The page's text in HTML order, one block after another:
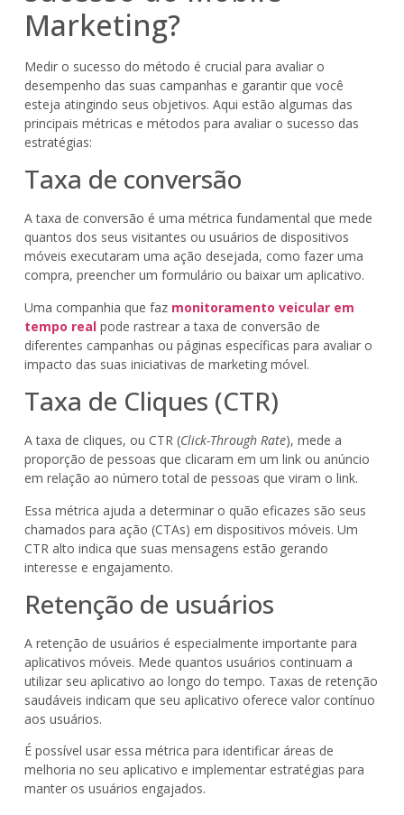
Marketing?
Medir o sucesso do método é crucial para avaliar o
desempenho das suas campanhas e garantir que você
esteja atingindo seus objetivos. Aqui estão algumas das
principais métricas e métodos para avaliar o sucesso das
estratégias:
Taxa de conversão
A taxa de conversão é uma métrica fundamental que mede
quantos dos seus visitantes ou usuários de dispositivos
móveis executaram uma ação desejada, como fazer uma
compra, preencher um formulário ou baixar um aplicativo.
Uma companhia que faz monitoramento veicular em
tempo real pode rastrear a taxa de conversão de
diferentes campanhas ou páginas específicas para avaliar o
impacto das suas iniciativas de marketing móvel.
Taxa de Cliques (CTR)
A taxa de cliques, ou CTR (Click-Through Rate), mede a
proporção de pessoas que clicaram em um link ou anúncio
em relação ao número total de pessoas que viram o link.
Essa métrica ajuda a determinar o quão eficazes são seus
chamados para ação (CTAs) em dispositivos móveis. Um
CTR alto indica que suas mensagens estão gerando
interesse e engajamento.
Retenção de usuários
A retenção de usuários é especialmente importante para
aplicativos móveis. Mede quantos usuários continuam a
utilizar seu aplicativo ao longo do tempo. Taxas de retenção
saudáveis indicam que seu aplicativo oferece valor contínuo
aos usuários.
É possível usar essa métrica para identificar áreas de
melhoria no seu aplicativo e implementar estratégias para
manter os usuários engajados.